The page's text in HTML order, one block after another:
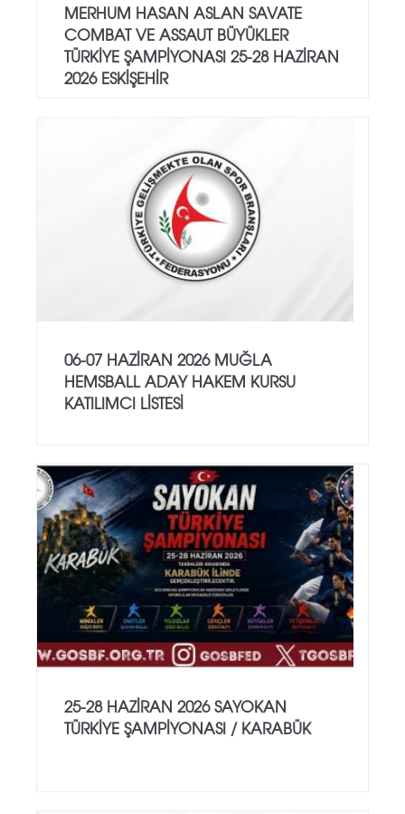
MERHUM HASAN ASLAN SAVATE
COMBAT VE ASSAUT BÜYÜKLER
TÜRKİYE ŞAMPİYONASI 25-28 HAZİRAN
2026 ESKİŞEHİR
06-07 HAZİRAN 2026 MUĞLA
HEMSBALL ADAY HAKEM KURSU
KATILIMCI LİSTESİ
25-28 HAZİRAN 2026 SAYOKAN
TÜRKİYE ŞAMPİYONASI / KARABÜK